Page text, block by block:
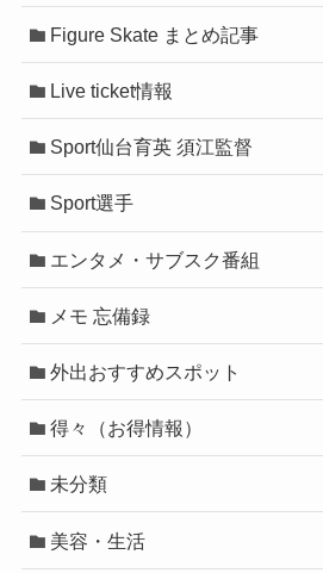
Figure Skate まとめ記事
Live ticket情報
Sport仙台育英 須江監督
Sport選手
エンタメ・サブスク番組
メモ 忘備録
外出おすすめスポット
得々（お得情報）
未分類
美容・生活